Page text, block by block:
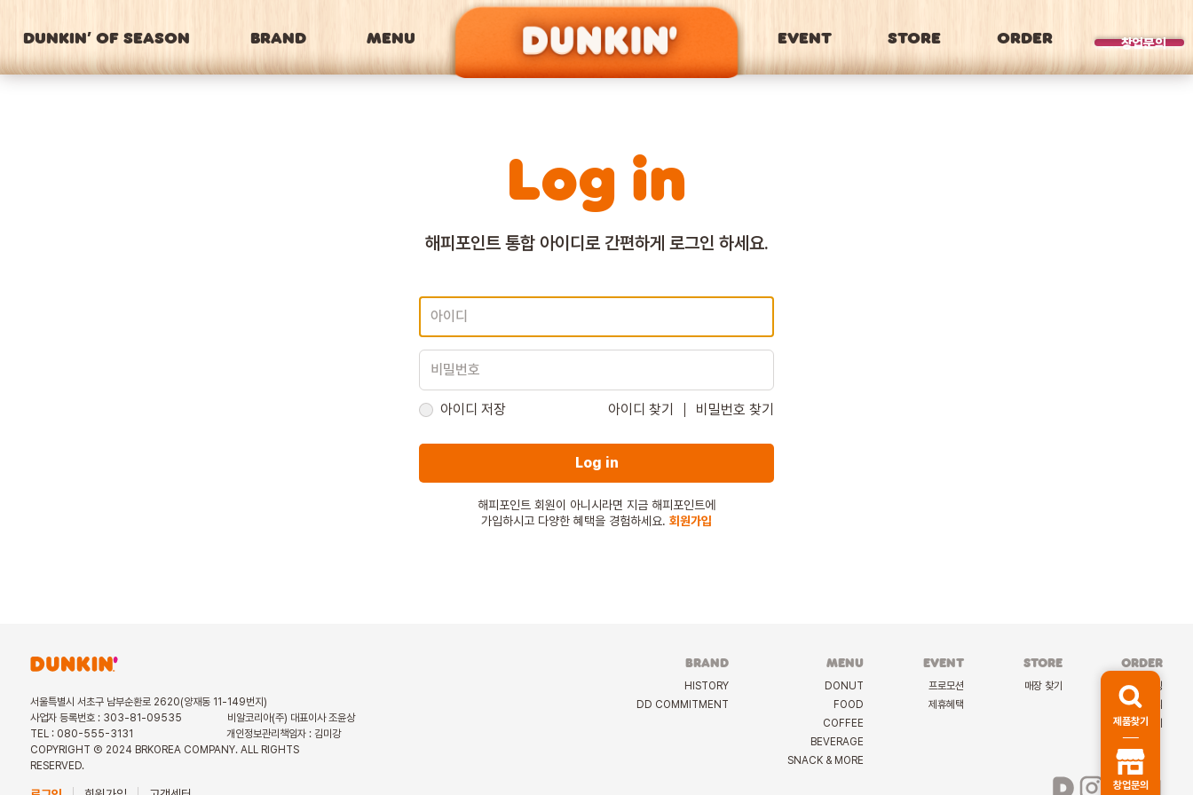
DUNKIN’ OF SEASON BRAND MENU EVENT STORE ORDER 창업문의
BRAND
Log in
해피포인트 통합 아이디로간편하게 로그인 하세요.
아이디 저장 아이디 찾기 비밀번호 찾기
Log in
해피포인트 회원이 아니시라면 지금 해피포인트에
가입하시고 다양한 혜택을 경험하세요. 회원가입
서울특별시 서초구 남부순환로 2620(양재동 11-149번지)
사업자 등록번호 : 303-81-09535
비알코리아(주) 대표이사 조윤상
TEL : 080-555-3131
개인정보관리책임자 : 김미강
COPYRIGHT Ⓒ 2024 BRKOREA COMPANY. ALL RIGHTS
RESERVED.
BRAND
HISTORY
DD COMMITMENT
MENU
DONUT
FOOD
COFFEE
BEVERAGE
SNACK & MORE
EVENT
프로모션
제휴혜택
STORE
매장 찾기
ORDER
케이터링
딜리버리
선물하기
제품찾기
창업문의